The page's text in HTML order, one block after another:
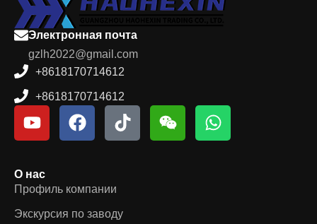
Электронная почта
gzlh2022@gmail.com
+8618170714612
+8618170714612
О нас
Профиль компании
Экскурсия по заводу